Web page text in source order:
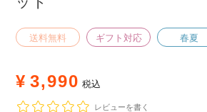
送料無料 ギフト対応 春夏
¥ 3,990 税込
レビューを書く